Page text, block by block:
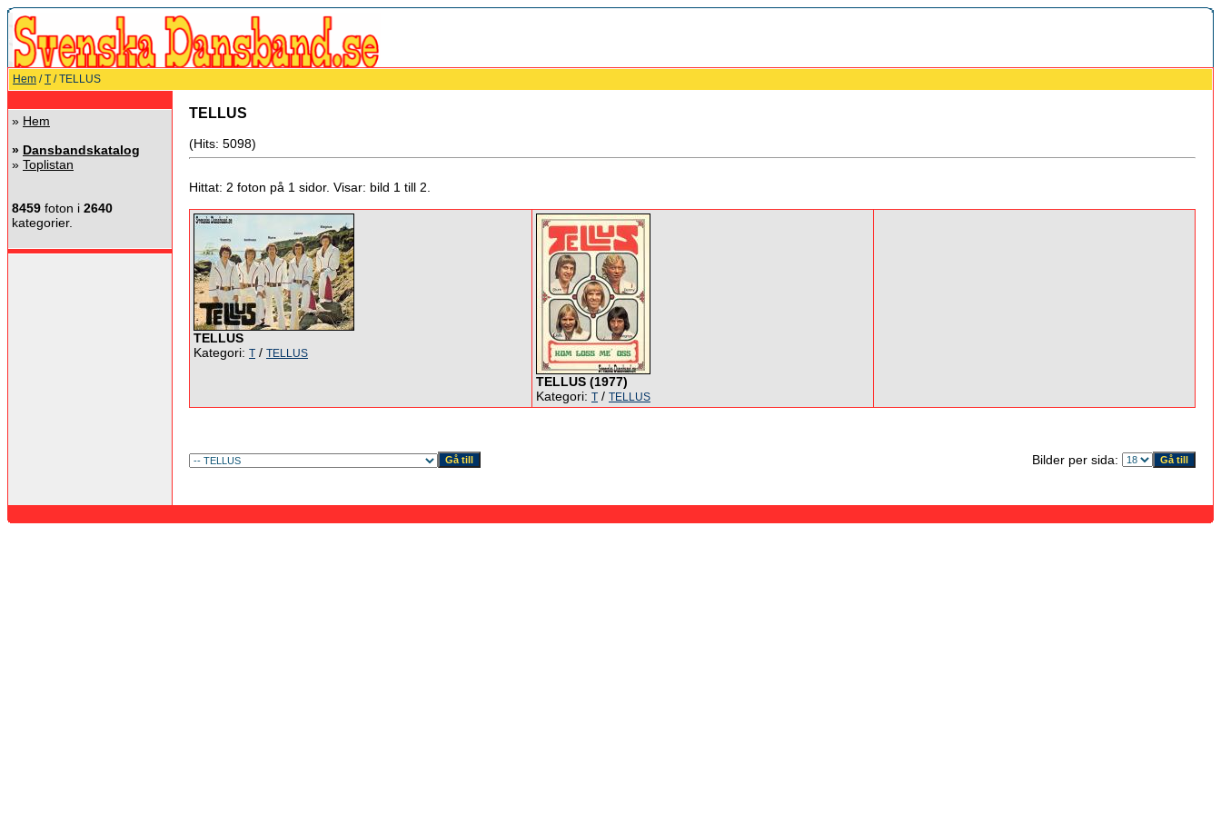
Hem /T / TELLUS
» Hem
» Dansbandskatalog
» Toplistan
8459 foton i 2640
kategorier.
TELLUS
(Hits: 5098)
Hittat: 2 foton på 1 sidor. Visar: bild 1 till 2.
TELLUS
Kategori: T / TELLUS
TELLUS (1977)
Kategori: T / TELLUS
Bilder per sida: